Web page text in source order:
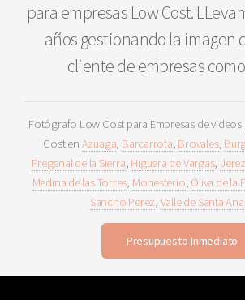
para empresas Low Cost.
años gestionando la imagen
cliente de empresas
Fotógrafo Low Cost para Empresas de
Cost en Azuaga, Barcarrota, Brovales,
Fregenal de la Sierra, Higuera de Vargas,
Medina de las Torres, Monesterio, Oliva de la
Sancho Perez, Valle de Santa Ana
Presupuesto Inmediato